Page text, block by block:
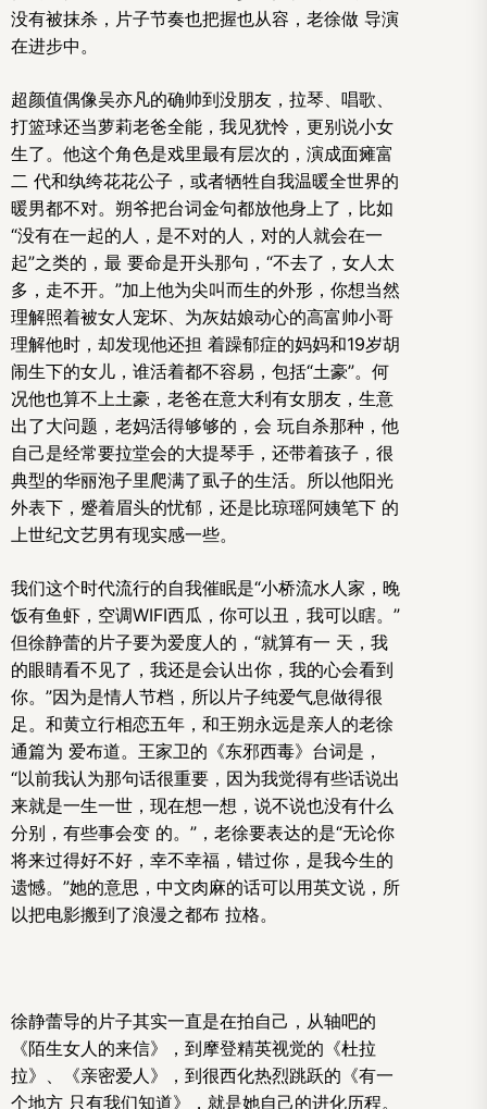
没有被抹杀，片子节奏也把握也从容，老徐做 导演
在进步中。
超颜值偶像吴亦凡的确帅到没朋友，拉琴、唱歌、
打篮球还当萝莉老爸全能，我见犹怜，更别说小女
生了。他这个角色是戏里最有层次的，演成面瘫富
二 代和纨绔花花公子，或者牺牲自我温暖全世界的
暖男都不对。朔爷把台词金句都放他身上了，比如
“没有在一起的人，是不对的人，对的人就会在一
起”之类的，最 要命是开头那句，“不去了，女人太
多，走不开。”加上他为尖叫而生的外形，你想当然
理解照着被女人宠坏、为灰姑娘动心的高富帅小哥
理解他时，却发现他还担 着躁郁症的妈妈和19岁胡
闹生下的女儿，谁活着都不容易，包括“土豪”。何
况他也算不上土豪，老爸在意大利有女朋友，生意
出了大问题，老妈活得够够的，会 玩自杀那种，他
自己是经常要拉堂会的大提琴手，还带着孩子，很
典型的华丽泡子里爬满了虱子的生活。所以他阳光
外表下，蹙着眉头的忧郁，还是比琼瑶阿姨笔下 的
上世纪文艺男有现实感一些。
我们这个时代流行的自我催眠是“小桥流水人家，晚
饭有鱼虾，空调WIFI西瓜，你可以丑，我可以瞎。”
但徐静蕾的片子要为爱度人的，“就算有一 天，我
的眼睛看不见了，我还是会认出你，我的心会看到
你。”因为是情人节档，所以片子纯爱气息做得很
足。和黄立行相恋五年，和王朔永远是亲人的老徐
通篇为 爱布道。王家卫的《东邪西毒》台词是，
“以前我认为那句话很重要，因为我觉得有些话说出
来就是一生一世，现在想一想，说不说也没有什么
分别，有些事会变 的。”，老徐要表达的是“无论你
将来过得好不好，幸不幸福，错过你，是我今生的
遗憾。”她的意思，中文肉麻的话可以用英文说，所
以把电影搬到了浪漫之都布 拉格。
徐静蕾导的片子其实一直是在拍自己，从轴吧的
《陌生女人的来信》，到摩登精英视觉的《杜拉
拉》、《亲密爱人》，到很西化热烈跳跃的《有一
个地方 只有我们知道》，就是她自己的进化历程。